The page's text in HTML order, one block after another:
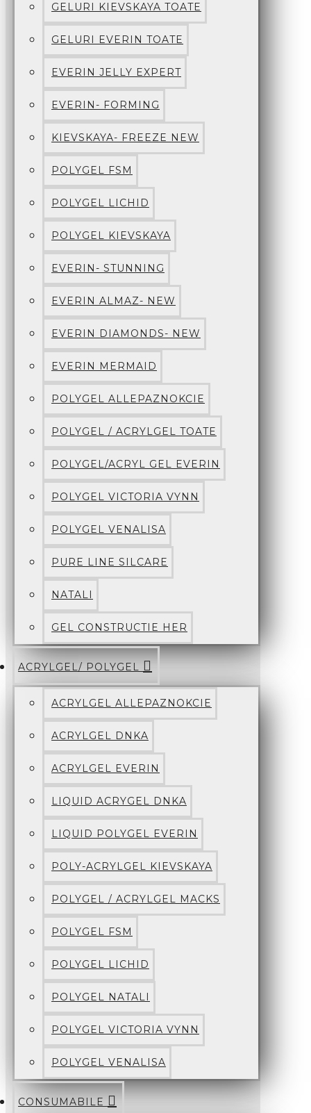
GELURI KIEVSKAYA TOATE
GELURI EVERIN TOATE
EVERIN JELLY EXPERT
EVERIN- FORMING
KIEVSKAYA- FREEZE NEW
POLYGEL FSM
POLYGEL LICHID
POLYGEL KIEVSKAYA
EVERIN- STUNNING
EVERIN ALMAZ- NEW
EVERIN DIAMONDS- NEW
EVERIN MERMAID
POLYGEL ALLEPAZNOKCIE
POLYGEL / ACRYLGEL TOATE
POLYGEL/ACRYL GEL EVERIN
POLYGEL VICTORIA VYNN
POLYGEL VENALISA
PURE LINE SILCARE
NATALI
GEL CONSTRUCTIE HER
ACRYLGEL/ POLYGEL
ACRYLGEL ALLEPAZNOKCIE
ACRYLGEL DNKA
ACRYLGEL EVERIN
LIQUID ACRYGEL DNKA
LIQUID POLYGEL EVERIN
POLY-ACRYLGEL KIEVSKAYA
POLYGEL / ACRYLGEL MACKS
POLYGEL FSM
POLYGEL LICHID
POLYGEL NATALI
POLYGEL VICTORIA VYNN
POLYGEL VENALISA
CONSUMABILE